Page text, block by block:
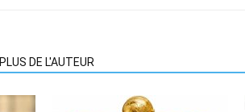
PLUS DE L'AUTEUR